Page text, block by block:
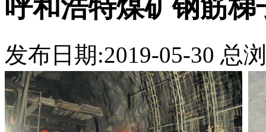
呼和浩特煤矿钢筋
发布日期:2019-05-30 总